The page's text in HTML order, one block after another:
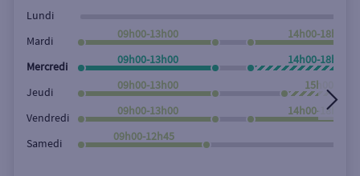
Lundi
Mardi
09h00-13h00 14h00-18h00
Mercredi
09h00-13h00 14h00-18h00
Jeudi
09h00-13h00 15h00-
Vendredi
09h00-13h00 14h00-18h00
Samedi
09h00-12h45